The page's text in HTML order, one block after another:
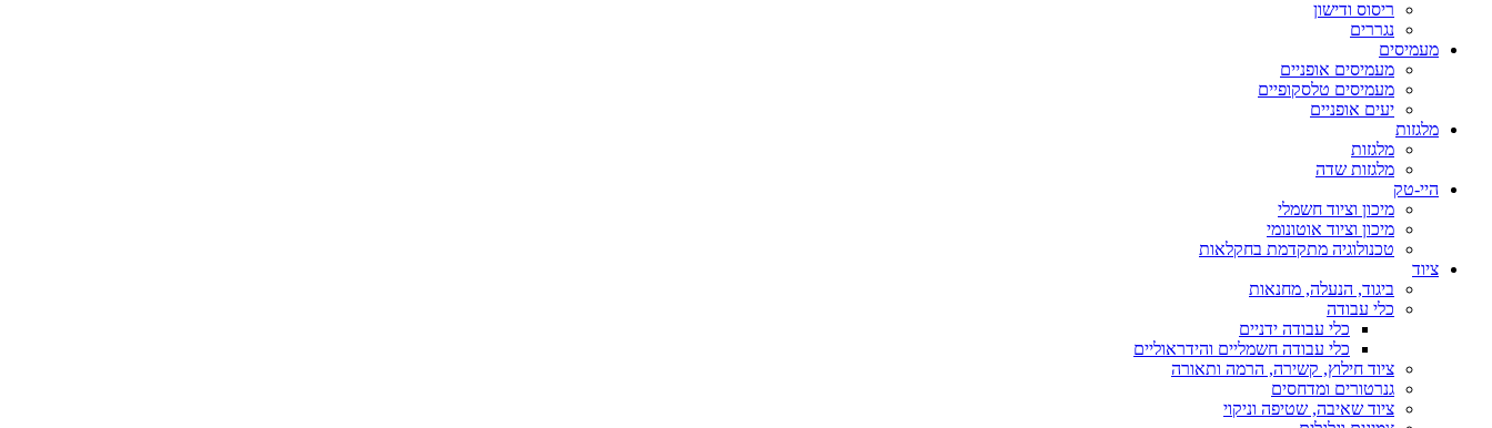
ריסוס ודישון
נגררים
מעמיסים
מעמיסים אופניים
מעמיסים טלסקופיים
יעים אופניים
מלגזות
מלגזות
מלגזות שדה
היי-טק
מיכון וציוד חשמלי
מיכון וציוד אוטונומי
טכנולוגיה מתקדמת בחקלאות
ציוד
ביגוד, הנעלה, מחנאות
כלי עבודה
כלי עבודה ידניים
כלי עבודה חשמליים והידראוליים
ציוד חילוץ, קשירה, הרמה ותאורה
גנרטורים ומדחסים
ציוד שאיבה, שטיפה וניקוי